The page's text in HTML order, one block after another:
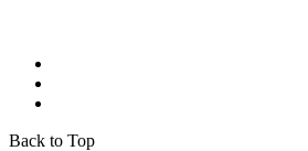
Back to Top